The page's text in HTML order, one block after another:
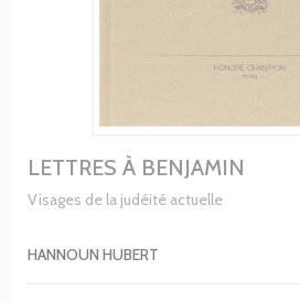
LETTRES À BENJAMIN
Visages de la judéité actuelle
HANNOUN HUBERT